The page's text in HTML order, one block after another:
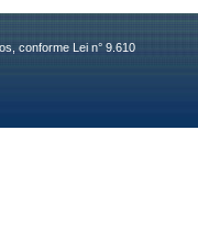
conforme Lei n° 9.610